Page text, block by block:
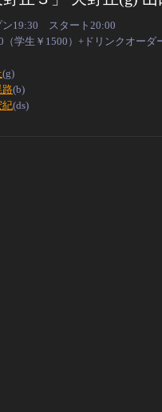
ン19:30 スタート20:00
（学生￥1500）+ドリンクオーダ
(g)
路(b)
紀(ds)